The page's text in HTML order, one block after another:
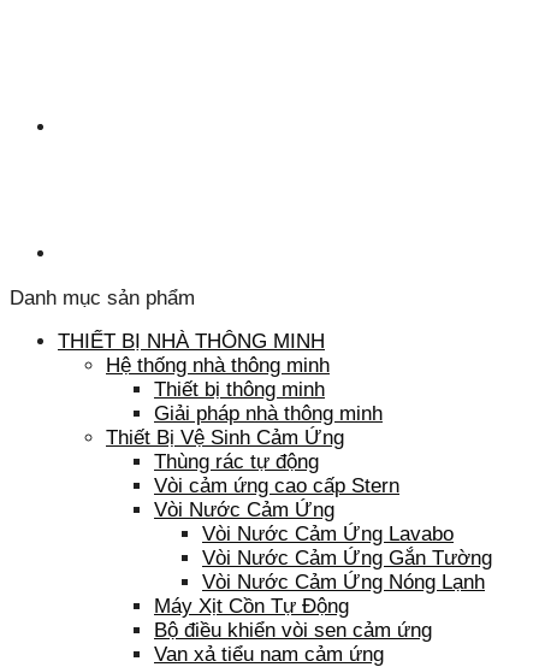
Danh mục sản phẩm
THIẾT BỊ NHÀ THÔNG MINH
Hệ thống nhà thông minh
Thiết bị thông minh
Giải pháp nhà thông minh
Thiết Bị Vệ Sinh Cảm Ứng
Thùng rác tự động
Vòi cảm ứng cao cấp Stern
Vòi Nước Cảm Ứng
Vòi Nước Cảm Ứng Lavabo
Vòi Nước Cảm Ứng Gắn Tường
Vòi Nước Cảm Ứng Nóng Lạnh
Máy Xịt Cồn Tự Động
Bộ điều khiển vòi sen cảm ứng
Van xả tiểu nam cảm ứng